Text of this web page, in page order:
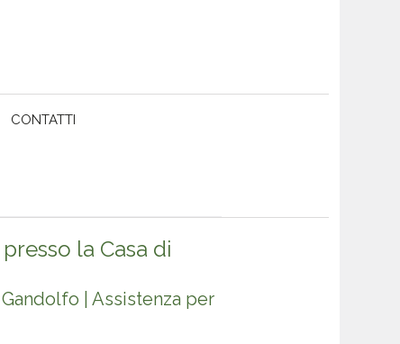
CONTATTI
la Casa di
| Assistenza per